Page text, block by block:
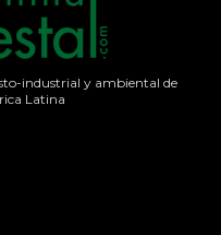
industrial y ambiental de
Latina